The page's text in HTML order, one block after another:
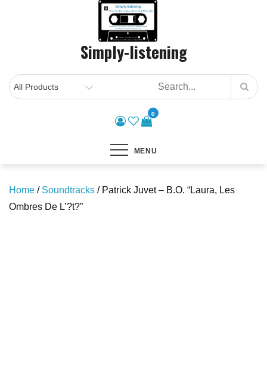
Simply-listening
0
MENU
Home / Soundtracks / Patrick Juvet – B.O. “Laura, Les
Ombres De L’?t?”